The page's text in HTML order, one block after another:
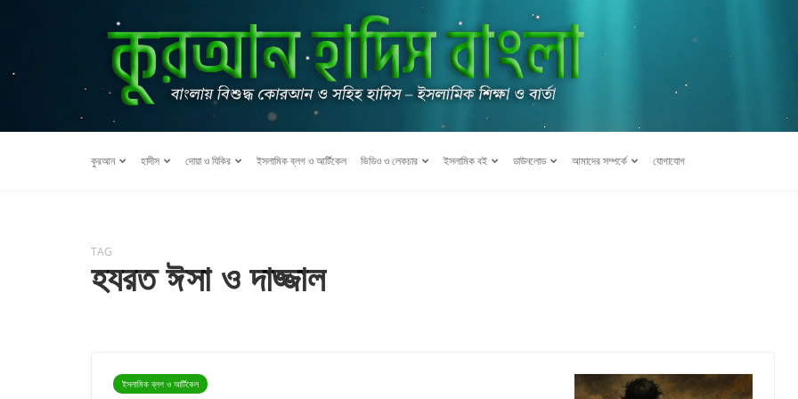
কুরআন হাদীস দোয়া ও যিকির ইসলামিক ব্লগ ও আর্টিকেল ভিডিও ও লেকচার ইসলামিক বই ডাউনলোড আমাদের সম্পর্কে যোগাযোগ
TAG
হযরত ঈসা ও দাজ্জাল
ইসলামিক ব্লগ ও আর্টিকেল